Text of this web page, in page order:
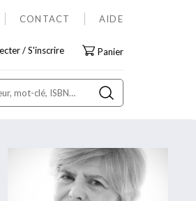
CONTACT AIDE
Allez
contenu
S'inscrire Panier